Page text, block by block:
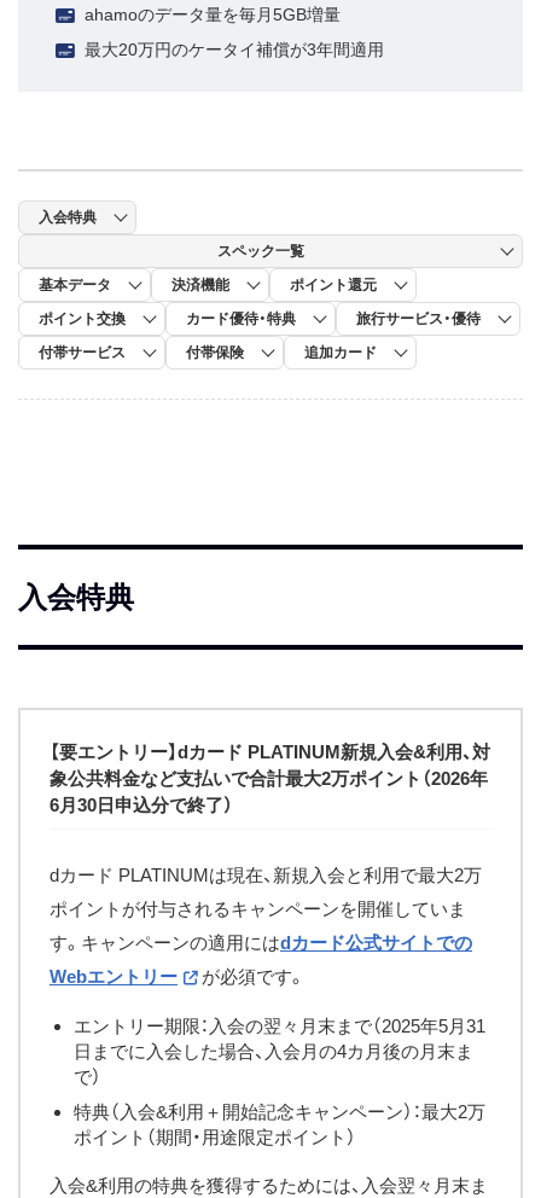
ahamoのデータ量を毎月5GB増量
最大20万円のケータイ補償が3年間適用
入会特典
スペック一覧
基本データ
決済機能
ポイント還元
ポイント交換
カード優待・特典
旅行サービス・優待
付帯サービス
付帯保険 追加カード
入会特典
【要エントリー】dカード PLATINUM新規入会&利用、対
象公共料金など支払いで合計最大2万ポイント（2026年
6月30日申込分で終了）
dカード PLATINUMは現在、新規入会と利用で最大2万
ポイントが付与されるキャンペーンを開催していま
す。キャンペーンの適用にはdカード公式サイトでの
Webエントリー
が必須です。
エントリー期限：入会の翌々月末まで（2025年5月31
日までに入会した場合、入会月の4カ月後の月末ま
で）
特典（入会&利用＋開始記念キャンペーン）：最大2万
ポイント（期間・用途限定ポイント）
入会&利用の特典を獲得するためには、入会翌々月末ま